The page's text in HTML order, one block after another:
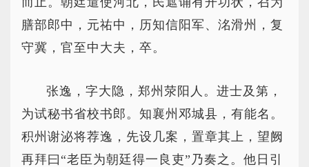
膳部郎中，元祐中，历知信阳军、洺滑州，复
守冀，官至中大夫，卒。
张逸，字大隐，郑州荥阳人。进士及第，
为试秘书省校书郎。知襄州邓城县，有能名。
积州谢泌将荐逸，先设几案，置章其上，望阙
再拜曰“老臣为朝廷得一良吏”乃奏之。他日引